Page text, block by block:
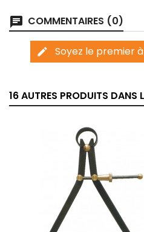
chat COMMENTAIRES (0)
edit Soyez le premier
16 AUTRES PRODUITS DANS